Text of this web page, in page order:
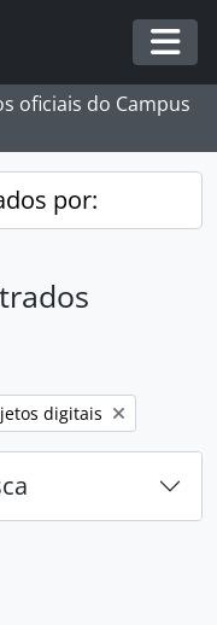
oficiais do Campus
por:
filtro:digitais